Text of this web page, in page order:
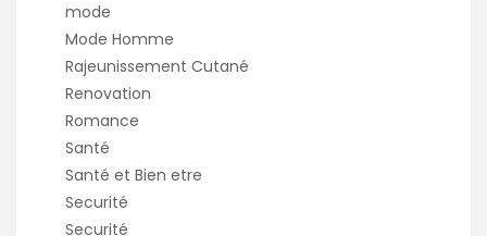
mode
Mode Homme
Rajeunissement Cutané
Renovation
Romance
Santé
Santé et Bien etre
Securité
Securité